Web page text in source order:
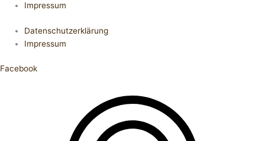
Impressum
Datenschutzerklärung
Impressum
Facebook